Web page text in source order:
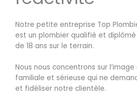
Notre petite entreprise Top
est un plombier qualifié et diplômé
de 18 ans sur le terrain.
Nous nous concentrons sur
familiale et sérieuse qui ne
et fidéliser notre clientèle.